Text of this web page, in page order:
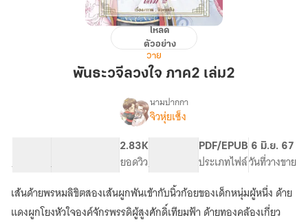
พันธะ
ลวง
โหลด
ตัวอย่าง
วาย
พันธะวจีลวงใจ ภาค2 เล่ม2
เรื่อง
พันธะ
นามปากกา
จิวหุ่ยเซ็ง
จำนวนคำ จำนวนหน้า (A5)
2.83K
ยอดวิวระดับเนื้อหา
PDF/EPUB
ประเภทไฟล์
6 มิ.ย. 67
วันที่วางขาย
เส้นด้ายพรหมลิขิตสองเส้นผูกพันเข้ากับนิ้วก้อยของเด็กหนุ่มผู้หนึ่ง ด้าย
แดงผูกโยงหัวใจองค์จักรพรรดิผู้สูงศักดิ์เทียมฟ้า ด้ายทองคล้องเกี่ยว